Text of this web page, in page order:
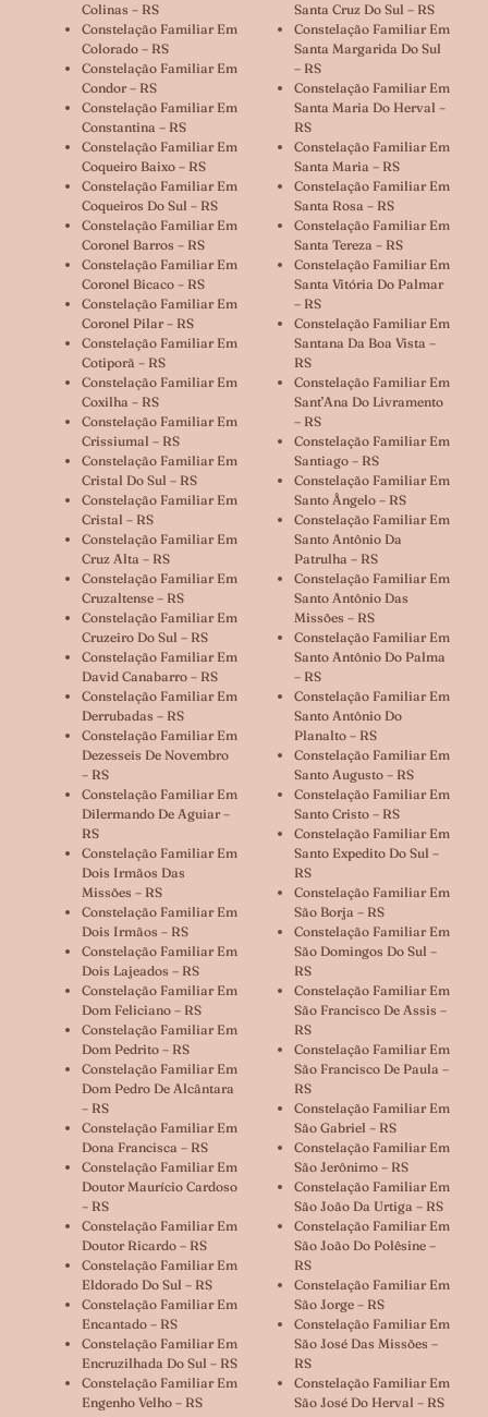
Colinas – RS
Constelação Familiar Em
Colorado – RS
Constelação Familiar Em
Condor – RS
Constelação Familiar Em
Constantina – RS
Constelação Familiar Em
Coqueiro Baixo – RS
Constelação Familiar Em
Coqueiros Do Sul – RS
Constelação Familiar Em
Coronel Barros – RS
Constelação Familiar Em
Coronel Bicaco – RS
Constelação Familiar Em
Coronel Pilar – RS
Constelação Familiar Em
Cotiporã – RS
Constelação Familiar Em
Coxilha – RS
Constelação Familiar Em
Crissiumal – RS
Constelação Familiar Em
Cristal Do Sul – RS
Constelação Familiar Em
Cristal – RS
Constelação Familiar Em
Cruz Alta – RS
Constelação Familiar Em
Cruzaltense – RS
Constelação Familiar Em
Cruzeiro Do Sul – RS
Constelação Familiar Em
David Canabarro – RS
Constelação Familiar Em
Derrubadas – RS
Constelação Familiar Em
Dezesseis De Novembro
– RS
Constelação Familiar Em
Dilermando De Aguiar –
RS
Constelação Familiar Em
Dois Irmãos Das
Missões – RS
Constelação Familiar Em
Dois Irmãos – RS
Constelação Familiar Em
Dois Lajeados – RS
Constelação Familiar Em
Dom Feliciano – RS
Constelação Familiar Em
Dom Pedrito – RS
Constelação Familiar Em
Dom Pedro De Alcântara
– RS
Constelação Familiar Em
Dona Francisca – RS
Constelação Familiar Em
Doutor Maurício Cardoso
– RS
Constelação Familiar Em
Doutor Ricardo – RS
Constelação Familiar Em
Eldorado Do Sul – RS
Constelação Familiar Em
Encantado – RS
Constelação Familiar Em
Encruzilhada Do Sul – RS
Constelação Familiar Em
Engenho Velho – RS
Santa Cruz Do Sul – RS
Constelação Familiar Em
Santa Margarida Do Sul
– RS
Constelação Familiar Em
Santa Maria Do Herval –
RS
Constelação Familiar Em
Santa Maria – RS
Constelação Familiar Em
Santa Rosa – RS
Constelação Familiar Em
Santa Tereza – RS
Constelação Familiar Em
Santa Vitória Do Palmar
– RS
Constelação Familiar Em
Santana Da Boa Vista –
RS
Constelação Familiar Em
Sant’Ana Do Livramento
– RS
Constelação Familiar Em
Santiago – RS
Constelação Familiar Em
Santo Ângelo – RS
Constelação Familiar Em
Santo Antônio Da
Patrulha – RS
Constelação Familiar Em
Santo Antônio Das
Missões – RS
Constelação Familiar Em
Santo Antônio Do Palma
– RS
Constelação Familiar Em
Santo Antônio Do
Planalto – RS
Constelação Familiar Em
Santo Augusto – RS
Constelação Familiar Em
Santo Cristo – RS
Constelação Familiar Em
Santo Expedito Do Sul –
RS
Constelação Familiar Em
São Borja – RS
Constelação Familiar Em
São Domingos Do Sul –
RS
Constelação Familiar Em
São Francisco De Assis –
RS
Constelação Familiar Em
São Francisco De Paula –
RS
Constelação Familiar Em
São Gabriel – RS
Constelação Familiar Em
São Jerônimo – RS
Constelação Familiar Em
São João Da Urtiga – RS
Constelação Familiar Em
São João Do Polêsine –
RS
Constelação Familiar Em
São Jorge – RS
Constelação Familiar Em
São José Das Missões –
RS
Constelação Familiar Em
São José Do Herval – RS